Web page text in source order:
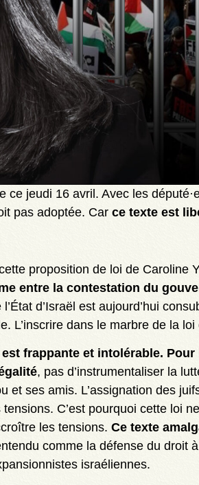
ce jeudi 16 avril. Avec les
pas adoptée. Car ce texte est
proposition de loi de Caroline
entre la contestation du
d’Israël est aujourd’hui
L’inscrire dans le marbre de la
frappante et intolérable.
, pas d’instrumentaliser la
et ses amis. L’assignation des
C’est pourquoi cette loi
les tensions. Ce texte
comme la défense du droit à
israéliennes.